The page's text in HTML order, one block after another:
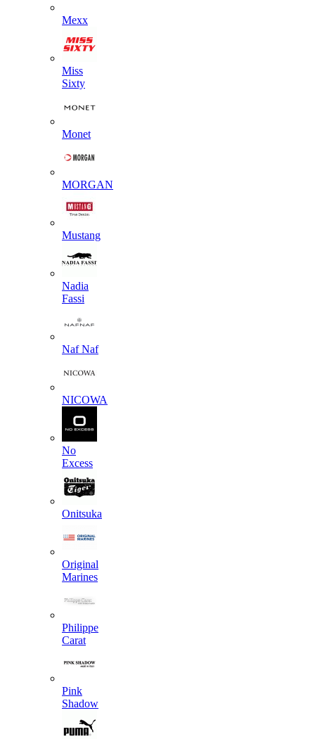
Mexx
Miss
Sixty
Monet
MORGAN
Mustang
Nadia
Fassi
Naf Naf
NICOWA
No
Excess
Onitsuka
Original
Marines
Philippe
Carat
Pink
Shadow